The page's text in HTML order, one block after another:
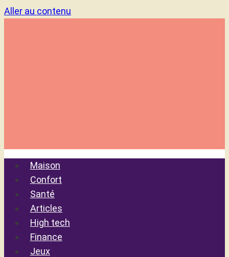
Aller au contenu
Maison
Confort
Santé
Articles
High tech
Finance
Jeux